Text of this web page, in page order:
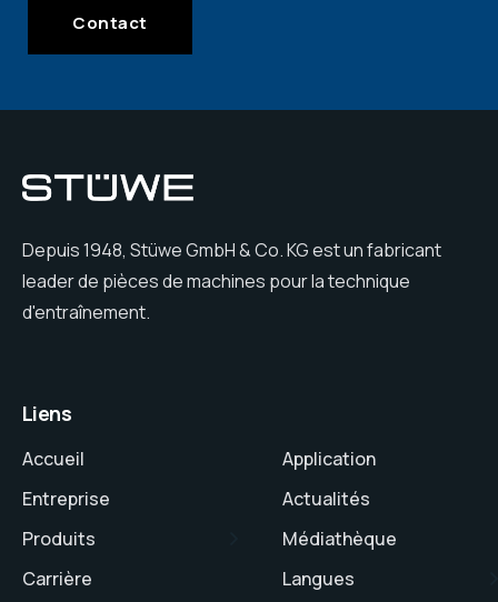
Contact
Depuis 1948, Stüwe GmbH & Co. KG est un fabricant
leader de pièces de machines pour la technique
d'entraînement.
Liens
Accueil
Entreprise
Produits
Carrière
Application
Actualités
Médiathèque
Langues